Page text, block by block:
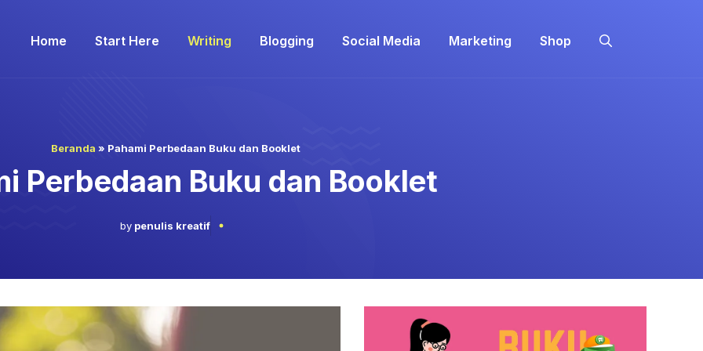
Home Start Here Writing Blogging Social Media Marketing Shop
Beranda » Pahami Perbedaan Buku dan Booklet
Perbedaan Buku dan Booklet
by penulis kreatif